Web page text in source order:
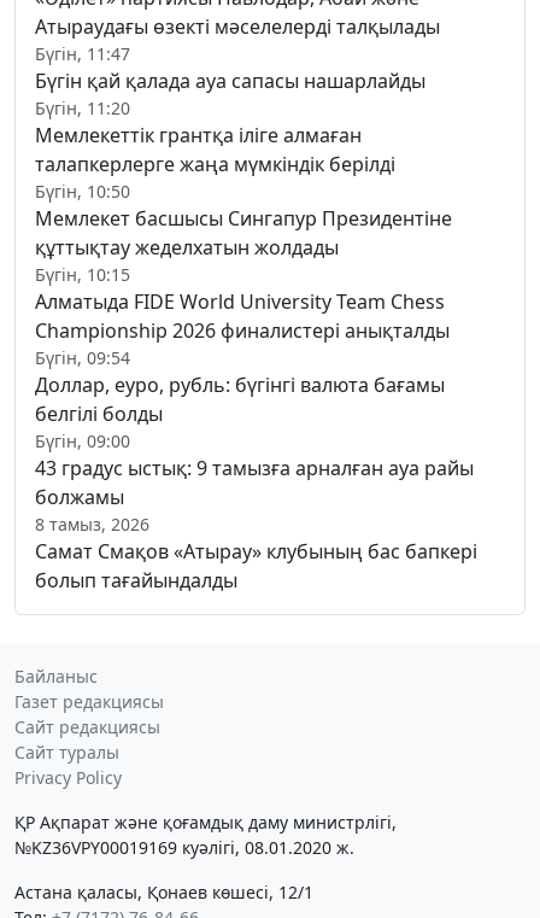
Атыраудағы өзекті мәселелерді талқылады
Бүгін, 11:47
Бүгін қай қалада ауа сапасы нашарлайды
Бүгін, 11:20
Мемлекеттік грантқа іліге алмаған
талапкерлерге жаңа мүмкіндік берілді
Бүгін, 10:50
Мемлекет басшысы Сингапур Президентіне
құттықтау жеделхатын жолдады
Бүгін, 10:15
Алматыда FIDE World University Team Chess
Championship 2026 финалистері анықталды
Бүгін, 09:54
Доллар, еуро, рубль: бүгінгі валюта бағамы
белгілі болды
Бүгін, 09:00
43 градус ыстық: 9 тамызға арналған ауа райы
болжамы
8 тамыз, 2026
Самат Смақов «Атырау» клубының бас бапкері
болып тағайындалды
Байланыс
Газет редакциясы
Сайт редакциясы
Сайт туралы
Privacy Policy
ҚР Ақпарат және қоғамдық даму министрлігі,
№KZ36VPY00019169 куәлігі, 08.01.2020 ж.
Астана қаласы, Қонаев көшесі, 12/1